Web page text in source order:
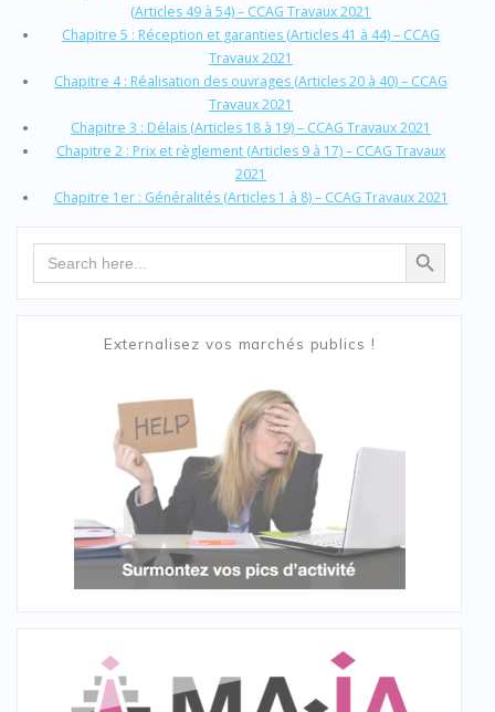
(Articles 49 à 54) – CCAG Travaux 2021
Chapitre 5 : Réception et garanties (Articles 41 à 44) – CCAG
Travaux 2021
Chapitre 4 : Réalisation des ouvrages (Articles 20 à 40) – CCAG
Travaux 2021
Chapitre 3 : Délais (Articles 18 à 19) – CCAG Travaux 2021
Chapitre 2 : Prix et règlement (Articles 9 à 17) – CCAG Travaux
2021
Chapitre 1er : Généralités (Articles 1 à 8) – CCAG Travaux 2021
Search Search Button
Externalisez vos marchés publics !